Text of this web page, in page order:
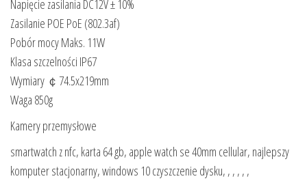
Napięcie zasilania DC12V ± 10%
Zasilanie POE PoE (802.3af)
Pobór mocy Maks. 11W
Klasa szczelności IP67
Wymiary ￠74.5x219mm
Waga 850g
Kamery przemysłowe
smartwatch z nfc, karta 64 gb, apple watch se 40mm cellular, najlepszy
komputer stacjonarny, windows 10 czyszczenie dysku, , , , , ,